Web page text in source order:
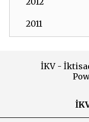
2011
2009İKV -